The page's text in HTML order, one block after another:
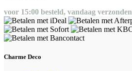
voor 15:00 besteld, vandaag verzonden
Charme Deco